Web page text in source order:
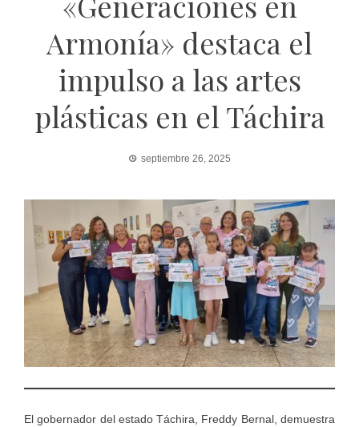
Armonía» destaca el
impulso a las artes
plásticas en el Táchira
septiembre 26, 2025
El gobernador del estado Táchira, Freddy Bernal, demuestra